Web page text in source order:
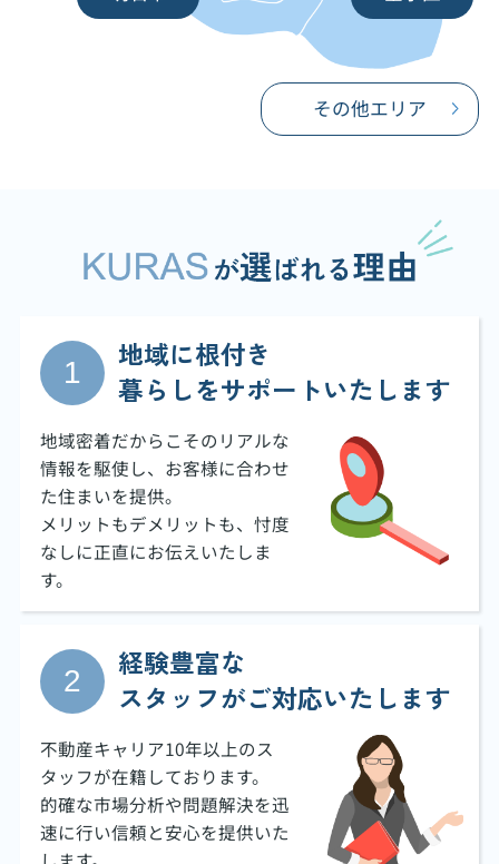
その他エリア
地域に根付き
暮らしをサポートいたします
地域密着だからこそのリアルな
情報を駆使し、お客様に合わせ
た住まいを提供。
メリットもデメリットも、忖度
なしに正直にお伝えいたしま
す。
経験豊富な
スタッフがご対応いたします
不動産キャリア10年以上のス
タッフが在籍しております。
的確な市場分析や問題解決を迅
速に行い信頼と安心を提供いた